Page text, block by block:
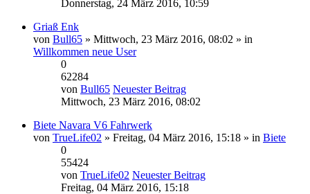
Donnerstag, 24 März 2016, 10:59
Griaß Enk
von Bull65 » Mittwoch, 23 März 2016, 08:02 » in
Willkommen neue User
0
62284
von Bull65 Neuester Beitrag
Mittwoch, 23 März 2016, 08:02
Biete Navara V6 Fahrwerk
von TrueLife02 » Freitag, 04 März 2016, 15:18 » in Biete
0
55424
von TrueLife02 Neuester Beitrag
Freitag, 04 März 2016, 15:18